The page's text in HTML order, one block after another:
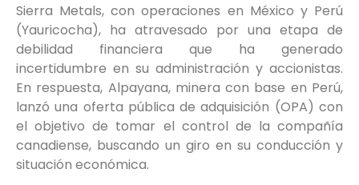
Sierra Metals, con operaciones en México y Perú
(Yauricocha), ha atravesado por una etapa de
debilidad financiera que ha generado
incertidumbre en su administración y accionistas.
En respuesta, Alpayana, minera con base en Perú,
lanzó una oferta pública de adquisición (OPA) con
el objetivo de tomar el control de la compañía
canadiense, buscando un giro en su conducción y
situación económica.